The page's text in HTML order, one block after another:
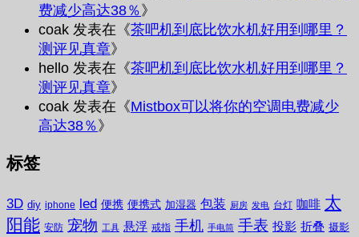
费减少高达38％ 》
coak 发表在《茶吧机到底比饮水机好用到哪里？
测评见真章》
hello 发表在《茶吧机到底比饮水机好用到哪里？
测评见真章》
coak 发表在《Mistbox可以将你的空调电费减少
高达38％ 》
标签
3D diy iphone led 便携 便携式 加湿器 包装 厨房 发电 台灯 咖啡 太
阳能 安防 宠物 工具 悬浮 戒指 手机 手电筒 手表 投影 折叠 摄影